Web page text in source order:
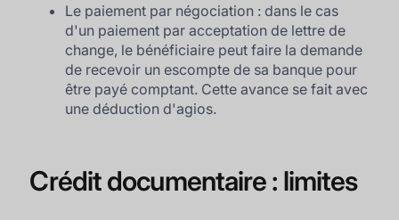
Le paiement par négociation : dans le cas
d'un paiement par acceptation de lettre de
change, le bénéficiaire peut faire la demande
de recevoir un escompte de sa banque pour
être payé comptant. Cette avance se fait avec
une déduction d'agios.
Crédit documentaire : limites